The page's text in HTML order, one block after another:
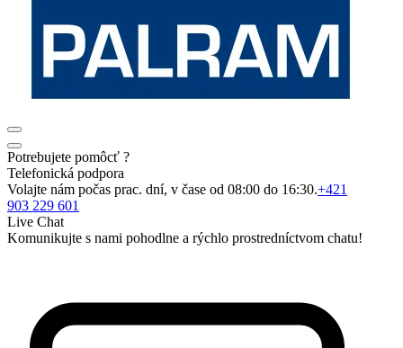
Potrebujete pomôcť ?
Telefonická podpora
Volajte nám počas prac. dní, v čase od 08:00 do 16:30.+421
903 229 601
Live Chat
Komunikujte s nami pohodlne a rýchlo prostredníctvom chatu!